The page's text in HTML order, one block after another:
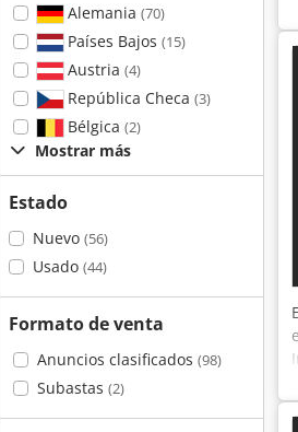
Alemania (70)
Países Bajos (15)
Austria (4)
República Checa (3)
Bélgica (2)
Mostrar más
Estado
Nuevo (56)
Usado (44)
Formato de venta
Anuncios clasificados (98)
Subastas (2)